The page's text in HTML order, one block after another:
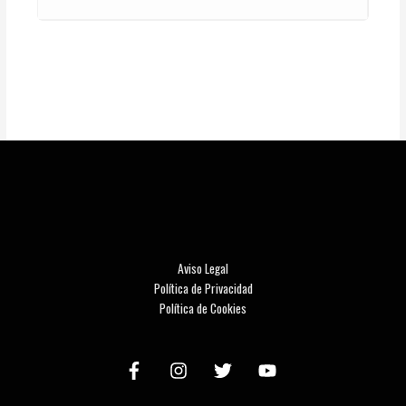
Aviso Legal
Política de Privacidad
Política de Cookies